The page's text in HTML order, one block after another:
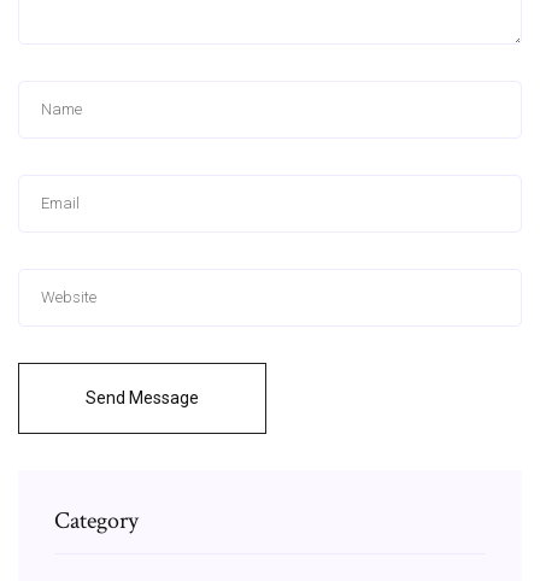
Send Message
Category